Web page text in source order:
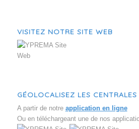
VISITEZ NOTRE SITE WEB
GÉOLOCALISEZ LES CENTRALES
A partir de notre application en ligne
Ou en téléchargeant une de nos